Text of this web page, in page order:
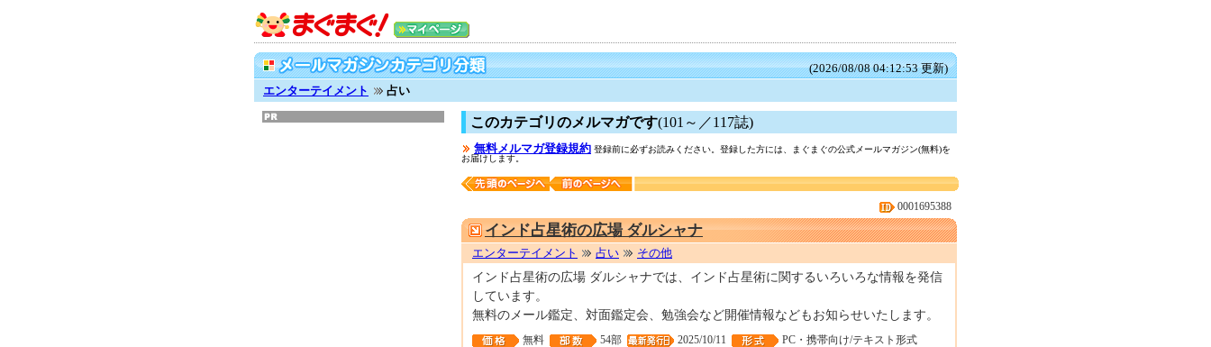
(2026/08/08 04:12:53 更新)
エンターテイメント
占い
このカテゴリのメルマガです(101～／117誌)
無料メルマガ登録規約 登録前に必ずお読みください。登録した方には、まぐまぐの公式メールマガジン(無料)を
お届けします。
インド占星術の広場 ダルシャナ
エンターテイメント 占い その他
インド占星術の広場 ダルシャナでは、インド占星術に関するいろいろな情報を発信
しています。
無料のメール鑑定、対面鑑定会、勉強会など開催情報などもお知らせいたします。
0001695388
無料 54部 2025/10/11
PC・携帯向け/テキスト形式